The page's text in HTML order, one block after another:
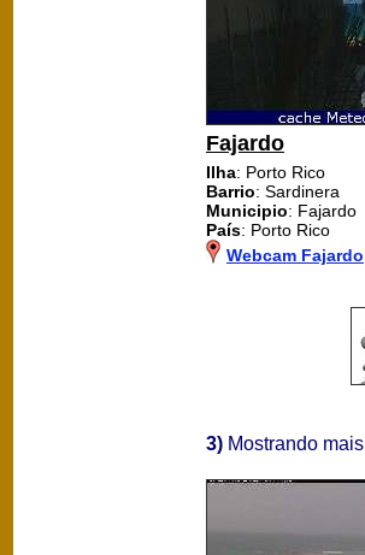
Fajardo
Ilha: Porto Rico
Barrio: Sardinera
Municipio: Fajardo
País: Porto Rico
Webcam Fajardo
3) Mostrando mais